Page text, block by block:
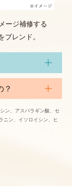
ージ補修する
ブレンド。
？
ン、アスパラギン酸、セ
ニン、イソロイシン、ヒ